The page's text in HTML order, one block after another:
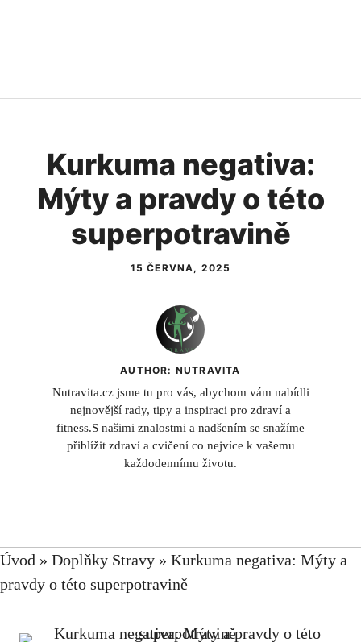
Kurkuma negativa:
Mýty a pravdy o této
superpotravině
15 ČERVNA, 2025
AUTHOR: NUTRAVITA
Nutravita.cz jsme tu pro vás, abychom vám nabídli
nejnovější rady, tipy a inspiraci pro zdraví a
fitness.S našimi znalostmi a nadšením se snažíme
přiblížit zdraví a cvičení co nejvíce k vašemu
každodennímu životu.
Úvod » Doplňky Stravy » Kurkuma negativa: Mýty a
pravdy o této superpotravině